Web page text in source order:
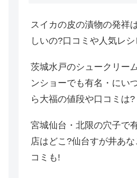
スイカの皮の漬物の発祥
しいの?口コミや人気レ
茨城水戸のシュークリー
ンショーでも有名・にい
ら大福の値段や口コミは?
宮城仙台・北限の穴子で
店はどこ?仙台すが井あ
コミも!